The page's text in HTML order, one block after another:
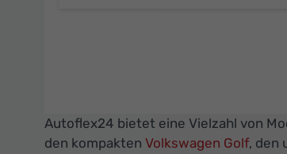
Autoflex24 bietet eine Vielzahl von
den kompakten Volkswagen Golf, den